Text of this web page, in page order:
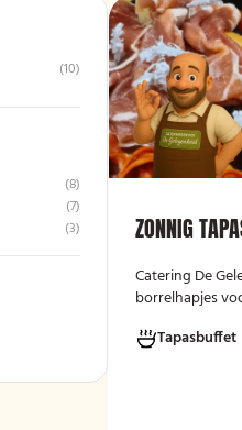
(10)
(8)
(7)
(3) ZONNIG
Catering De
borrelhapjes
verjaardag,
Tapasbuffet